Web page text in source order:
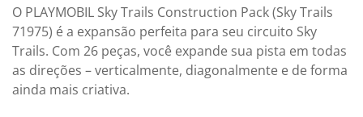
O PLAYMOBIL Sky Trails Construction Pack (Sky Trails
71975) é a expansão perfeita para seu circuito Sky
Trails. Com 26 peças, você expande sua pista em todas
as direções – verticalmente, diagonalmente e de forma
ainda mais criativa.